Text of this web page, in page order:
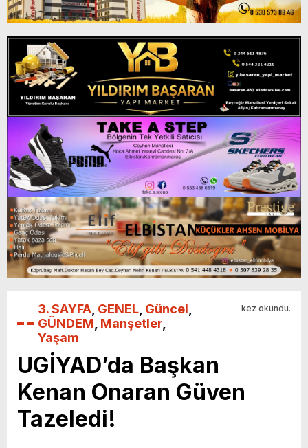
3. SAYFA GENEL Güncel
GÜNDEM Manşetler
Yaşam
kez okundu.
UGİYAD’da Başkan
Kenan Onaran Güven
Tazeledi!